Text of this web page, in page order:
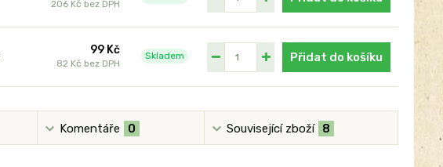
206 Kč bez DPH
99 Kč
82 Kč bez DPH
Skladem Přidat do košíku
Komentáře 0 Související zboží 8